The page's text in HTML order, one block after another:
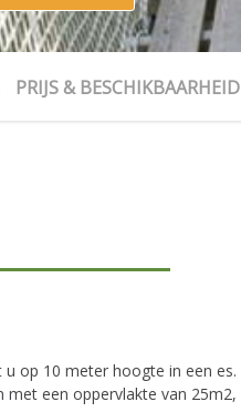
PRIJS & BESCHIKBAARHEID
op 10 meter hoogte in een es.
met een oppervlakte van 25m2,